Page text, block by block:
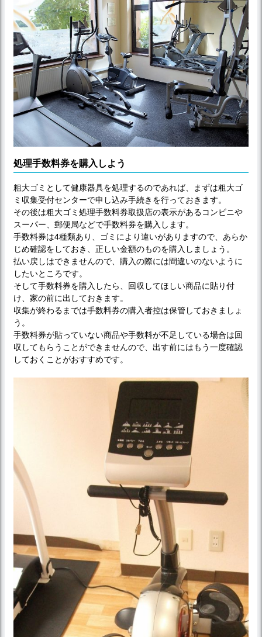
処理手数料券を購入しよう
粗大ゴミとして健康器具を処理するのであれば、まずは粗大ゴ
ミ収集受付センターで申し込み手続きを行っておきます。
その後は粗大ゴミ処理手数料券取扱店の表示があるコンビニや
スーパー、郵便局などで手数料券を購入します。
手数料券は4種類あり、ゴミにより違いがありますので、あらか
じめ確認をしておき、正しい金額のものを購入しましょう。
払い戻しはできませんので、購入の際には間違いのないように
したいところです。
そして手数料券を購入したら、回収してほしい商品に貼り付
け、家の前に出しておきます。
収集が終わるまでは手数料券の購入者控は保管しておきましょ
う。
手数料券が貼っていない商品や手数料が不足している場合は回
収してもらうことができませんので、出す前にはもう一度確認
しておくことがおすすめです。